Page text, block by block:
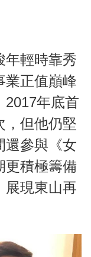
年輕時靠秀
業正值巔峰
2017年底首
，但他仍堅
還參與《女
更積極籌備
展現東山再